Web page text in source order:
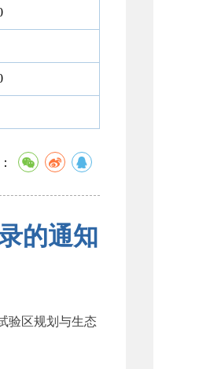
：
的通知
验区规划与生态